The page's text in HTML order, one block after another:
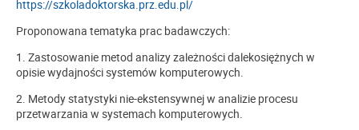
https://szkoladoktorska.prz.edu.pl/
Proponowana tematyka prac badawczych:
1. Zastosowanie metod analizy zależności dalekosiężnych w
opisie wydajności systemów komputerowych.
2. Metody statystyki nie-ekstensywnej w analizie procesu
przetwarzania w systemach komputerowych.